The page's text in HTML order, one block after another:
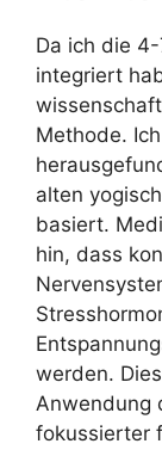
Da ich die
integriert
Methode.
alten
basiert.
hin, dass
werden.
Anwendung
fokussierter